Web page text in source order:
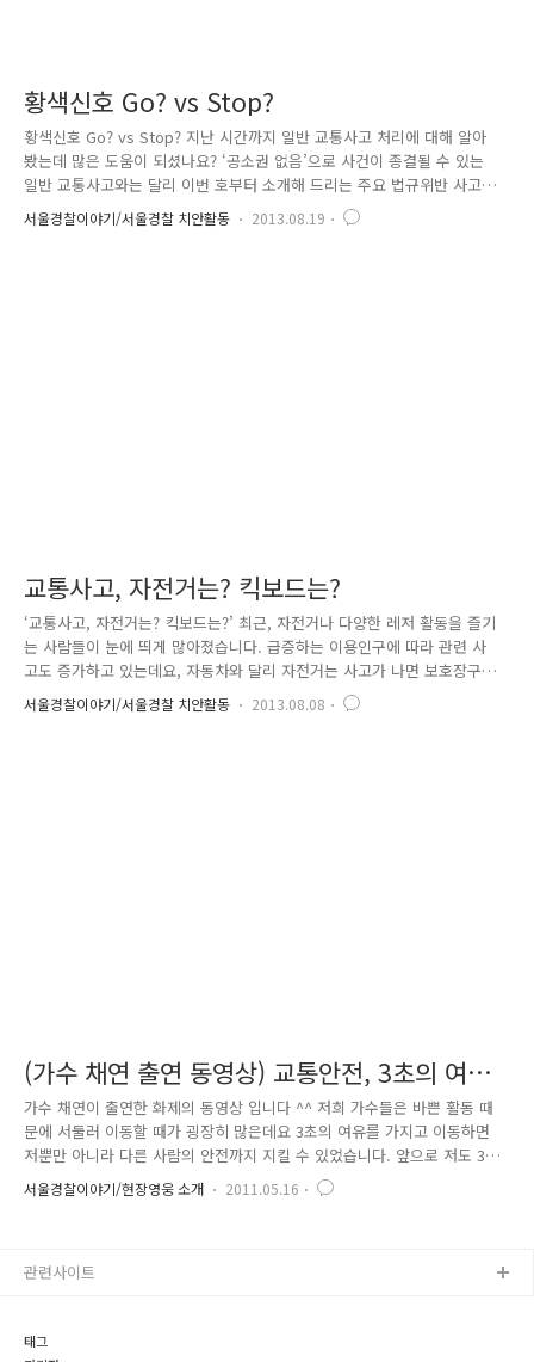
황색신호 Go? vs Stop?
황색신호 Go? vs Stop? 지난 시간까지 일반 교통사고 처리에 대해 알아
봤는데 많은 도움이 되셨나요? ‘공소권 없음’으로 사건이 종결될 수 있는
일반 교통사고와는 달리 이번 호부터 소개해 드리는 주요 법규위반 사고는
종합보험에 가입(합의)했더라도 형사처벌 받기 때문에 차량운전자들이 반
드시 숙지하고 계셔야 하겠죠. 오늘은 그 중 신호위반 교통사고에 대해 살
서울경찰이야기/서울경찰 치안활동 2013.08.19
교통사고, 자전거는? 킥보드는?
‘교통사고, 자전거는? 킥보드는?’ 최근, 자전거나 다양한 레저 활동을 즐기
는 사람들이 눈에 띄게 많아졌습니다. 급증하는 이용인구에 따라 관련 사
고도 증가하고 있는데요, 자동차와 달리 자전거는 사고가 나면 보호장구를
잘 갖췄다고 하더라도 모든 충격을 온몸으로 받기 때문에 큰 부상을 입을
수 있습니다. 또한, 사고가 발생하면 자동차와 똑같이 도로교통법에 의해
서울경찰이야기/서울경찰 치안활동 2013.08.08
(가수 채연 출연 동영상) 교통안전, 3초의 여유,
행복의 시작
가수 채연이 출연한 화제의 동영상 입니다 ^^ 저희 가수들은 바쁜 활동 때
문에 서둘러 이동할 때가 굉장히 많은데요 3초의 여유를 가지고 이동하면
저뿐만 아니라 다른 사람의 안전까지 지킬 수 있었습니다. 앞으로 저도 3초
의 여유를 가지고 저뿐만 아니라 다른 사람들의 안전을 지키면서 더욱더
좋은 모습 보여 드리도록 하겠습니다 교통안전, 3초의 여유, 행복시작입니
서울경찰이야기/현장영웅 소개 2011.05.16
태그
관련사이트